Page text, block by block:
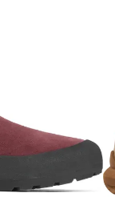
af dem havde
havde
og meget pæne.